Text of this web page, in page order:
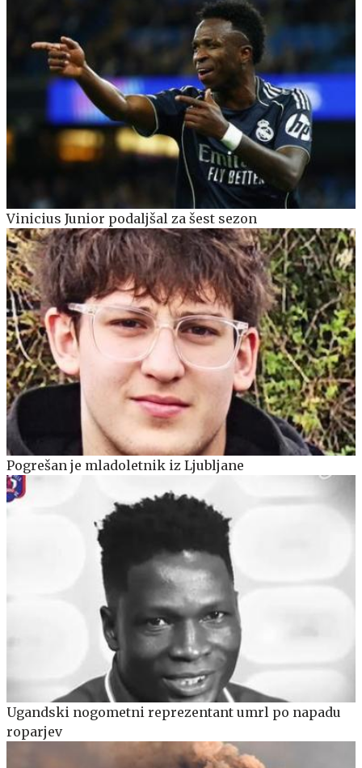
Vinicius Junior podaljšal za šest sezon
Pogrešan je mladoletnik iz Ljubljane
Ugandski nogometni reprezentant umrl po napadu
roparjev